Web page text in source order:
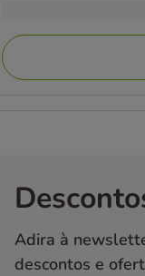
avaliações
35.59€
Adira à
descontos e